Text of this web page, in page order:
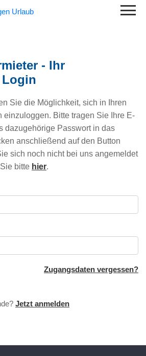
- Ihr
Sie die Möglichkeit, sich in Ihren
einzuloggen. Bitte tragen Sie Ihre E-
dazugehörige Passwort in das
anschließend auf den Button
sich noch nicht bei uns angemeldet
bitte hier.
Zugangsdaten vergessen?
Jetzt anmelden